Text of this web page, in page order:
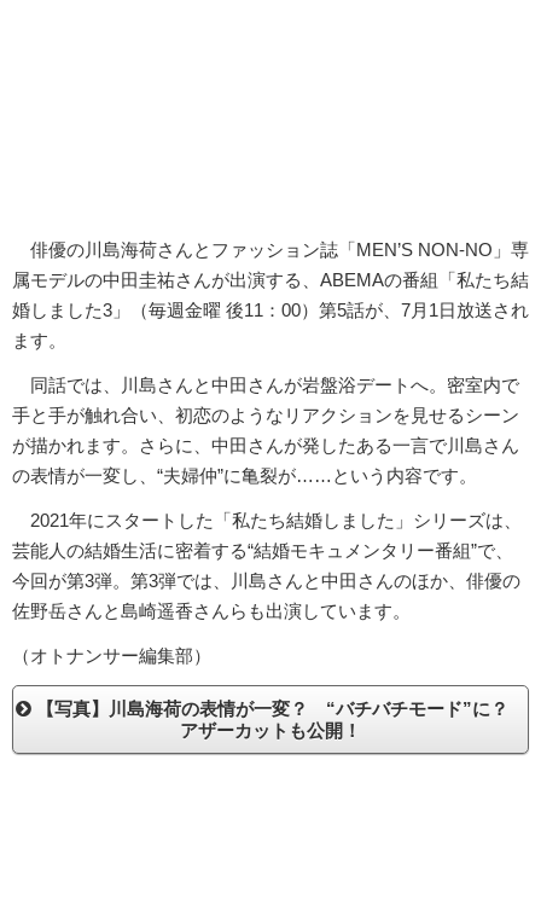
俳優の川島海荷さんとファッション誌「MEN’S NON-NO」専
属モデルの中田圭祐さんが出演する、ABEMAの番組「私たち結
婚しました3」（毎週金曜 後11：00）第5話が、7月1日放送され
ます。
同話では、川島さんと中田さんが岩盤浴デートへ。密室内で
手と手が触れ合い、初恋のようなリアクションを見せるシーン
が描かれます。さらに、中田さんが発したある一言で川島さん
の表情が一変し、“夫婦仲”に亀裂が……という内容です。
2021年にスタートした「私たち結婚しました」シリーズは、
芸能人の結婚生活に密着する“結婚モキュメンタリー番組”で、
今回が第3弾。第3弾では、川島さんと中田さんのほか、俳優の
佐野岳さんと島崎遥香さんらも出演しています。
（オトナンサー編集部）
【写真】川島海荷の表情が一変？ “バチバチモード”に？
アザーカットも公開！